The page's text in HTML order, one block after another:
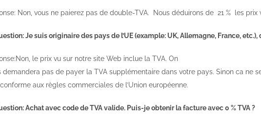
Non, vous ne paierez pas de double-TVA. Nous déduirons de 21 % les prix
Je suis originaire des pays de l’UE (example: UK, Allemagne, France,
le prix vu sur notre site Web inclue la TVA. On
demandera pas de payer la TVA supplémentaire dans votre pays. Sinon ca ne
aux règles commerciales de l’Union européenne.
Achat avec code de TVA valide. Puis-je obtenir la facture avec 0 % TVA ?